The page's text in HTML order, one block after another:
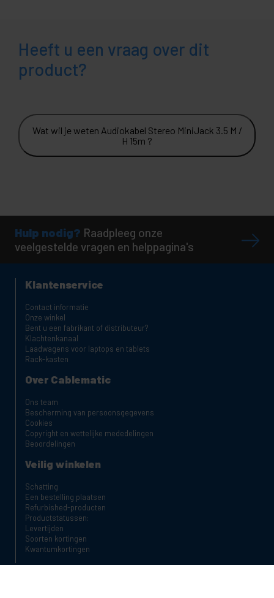
Heeft u een vraag over dit
product?
Wat wil je weten Audiokabel Stereo MiniJack 3.5 M /
H 15m ?
Hulp nodig? Raadpleeg onze
veelgestelde vragen en helppagina's
Klantenservice
Contact informatie
Onze winkel
Bent u een fabrikant of distributeur?
Klachtenkanaal
Laadwagens voor laptops en tablets
Rack-kasten
Over Cablematic
Ons team
Bescherming van persoonsgegevens
Cookies
Copyright en wettelijke mededelingen
Beoordelingen
Veilig winkelen
Schatting
Een bestelling plaatsen
Refurbished-producten
Productstatussen:
Levertijden
Soorten kortingen
Kwantumkortingen